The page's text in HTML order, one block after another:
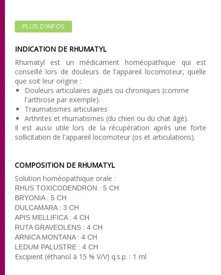
PLUS D'INFOS
INDICATION DE RHUMATYL
Rhumatyl est un médicament homéopathique qui est
conseillé lors de douleurs de l'appareil locomoteur, quelle
que soit leur origine :
Douleurs articulaires aiguës ou chroniques (comme
l'arthrose par exemple).
Traumatismes articulaires
Arthrites et rhumatismes (du chien ou du chat âgé).
Il est aussi utile lors de la récupération après une forte
sollicitation de l'appareil locomoteur (os et articulations).
COMPOSITION DE RHUMATYL
Solution homéopathique orale :
RHUS TOXICODENDRON : 5 CH
BRYONIA : 5 CH
DULCAMARA : 3 CH
APIS MELLIFICA : 4 CH
RUTA GRAVEOLENS : 4 CH
ARNICA MONTANA : 4 CH
LEDUM PALUSTRE : 4 CH
Excipient (éthanol à 15 % V/V) q.s.p. : 1 ml